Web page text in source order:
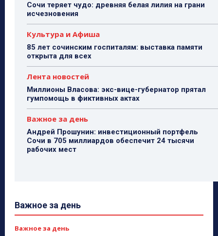
Сочи теряет чудо: древняя белая лилия на грани
исчезновения
Культура и Афиша
85 лет сочинским госпиталям: выставка памяти
открыта для всех
Лента новостей
Миллионы Власова: экс-вице-губернатор прятал
гумпомощь в фиктивных актах
Важное за день
Андрей Прошунин: инвестиционный портфель
Сочи в 705 миллиардов обеспечит 24 тысячи
рабочих мест
Важное за день
Важное за день